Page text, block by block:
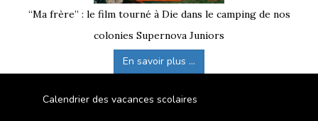
“Ma frère” : le film tourné à Die dans le camping de nos
colonies Supernova Juniors
En savoir plus ...
Calendrier des vacances scolaires